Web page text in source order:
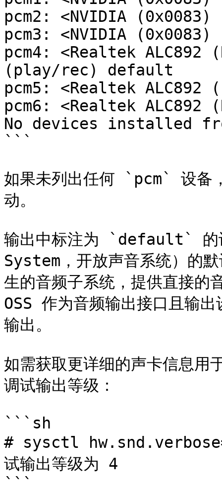
pcm2: <NVIDIA
pcm3: <NVIDIA
pcm4: <Realtek
(play/rec) default
pcm5: <Realtek
pcm6: <Realtek
No devices installed
```
如果未列出任何 `pcm` 设备
动。
输出中标注为 `default` 的
System，开放声音系统）的
生的音频子系统，提供直接的
OSS 作为音频输出接口且输
输出。
如需获取更详细的声卡信息用
调试输出等级：
```sh
# sysctl
试输出等级为 4
```